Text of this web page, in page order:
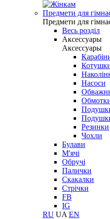
Предмети для
Предмети для
Весь розділ
Аксессуары
Аксессуары
Насоси
Резинки
Чохли
Булави
М'ячі
Обручі
Палички
Скакалки
Стрічки
FB
IG
RU UA EN